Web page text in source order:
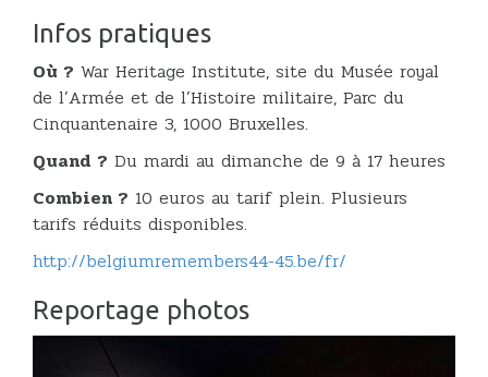
Infos pratiques
Où ? War Heritage Institute, site du Musée royal
de l’Armée et de l’Histoire militaire, Parc du
Cinquantenaire 3, 1000 Bruxelles.
Quand ? Du mardi au dimanche de 9 à 17 heures
Combien ? 10 euros au tarif plein. Plusieurs
tarifs réduits disponibles.
http://belgiumremembers44-45.be/fr/
Reportage photos